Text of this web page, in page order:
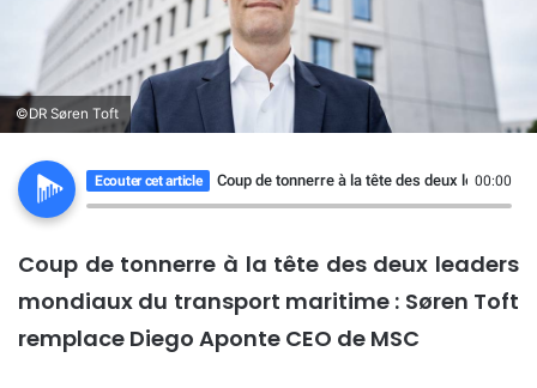
©DR Søren Toft
Ecouter cet article Coup de tonnerre à la tête des deux leaders
00:00
Coup de tonnerre à la tête des deux leaders
mondiaux du transport maritime : Søren Toft
remplace Diego Aponte CEO de MSC